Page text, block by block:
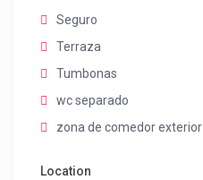
Seguro
Terraza
Tumbonas
wc separado
zona de comedor exterior
Location